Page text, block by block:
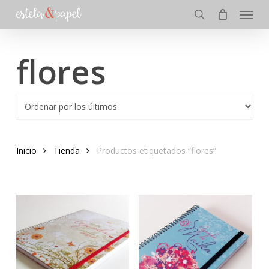
search
Menu
flores
Inicio Tienda Productos etiquetados “flores”